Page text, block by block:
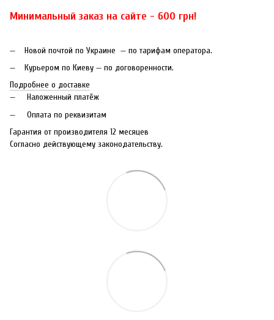
Минимальный заказ на сайте - 600 грн!
Новой почтой по Украине — по тарифам оператора.
Курьером по Киеву — по договоренности.
Подробнее о доставке
Наложенный платёж
Оплата по реквизитам
Гарантия от производителя 12 месяцев
Согласно действующему законодательству.